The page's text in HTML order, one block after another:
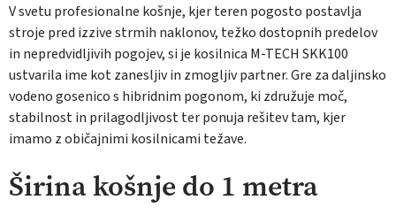
V svetu profesionalne košnje, kjer teren pogosto postavlja
stroje pred izzive strmih naklonov, težko dostopnih predelov
in nepredvidljivih pogojev, si je kosilnica M-TECH SKK100
ustvarila ime kot zanesljiv in zmogljiv partner. Gre za daljinsko
vodeno gosenico s hibridnim pogonom, ki združuje moč,
stabilnost in prilagodljivost ter ponuja rešitev tam, kjer
imamo z običajnimi kosilnicami težave.
Širina košnje do 1 metra